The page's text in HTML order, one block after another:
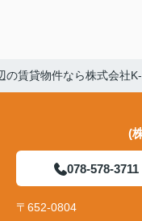
の賃貸物件なら株式会社
(
078-578-3711
〒652-0804